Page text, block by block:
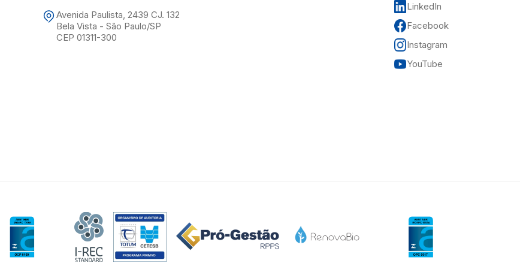
Avenida Paulista, 2439 CJ. 132
Bela Vista - São Paulo/SP
CEP 01311-300
LinkedIn
Facebook
Instagram
YouTube